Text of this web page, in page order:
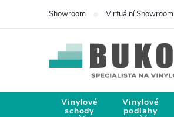
Showroom Virtuální Showroom
Vinylové
schody
Vinylové
podlahy